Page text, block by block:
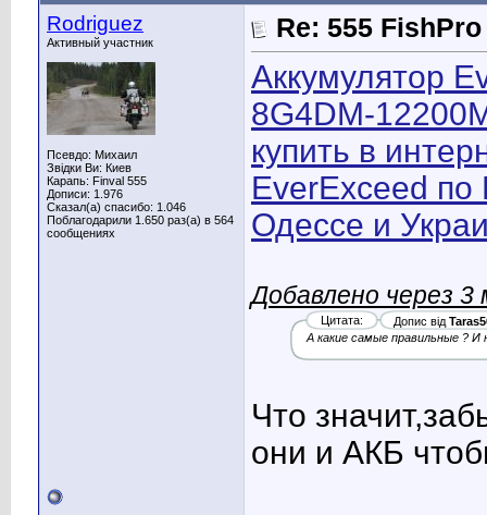
Rodriguez
Активный участник
Псевдо: Михаил
Звідки Ви: Киев
Карапь: Finval 555
Дописи: 1.976
Сказал(а) спасибо: 1.046
Поблагодарили 1.650 раз(а) в 564
сообщениях
Re: 555 FishPro
Аккумулятор
8G4DM-
купить в
EverExceed по
Одессе и
Добавлено через
Цитата: Допис від
А какие самые правильные ? И
Что
они и АКБ